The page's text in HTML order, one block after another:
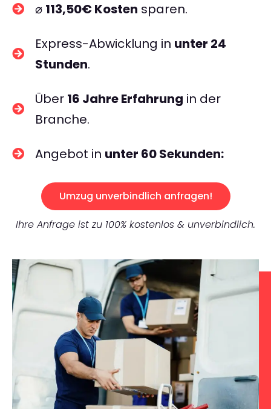
⌀ 113,50€ Kosten sparen.
Express-Abwicklung in unter 24
Stunden.
Über 16 Jahre Erfahrung in der
Branche.
Angebot in unter 60 Sekunden:
Umzug unverbindlich anfragen!
Ihre Anfrage ist zu 100% kostenlos & unverbindlich.